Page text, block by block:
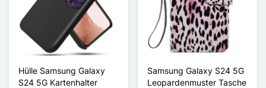
Hülle Samsung Galaxy
S24 5G Kartenhalter
Samsung Galaxy S24 5G
Leopardenmuster Tasche